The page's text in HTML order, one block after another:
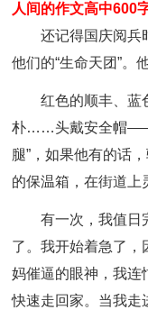
人间的作文高中600
还记得国庆阅兵
他们的“生命天团”。
红色的顺丰、蓝
朴……头戴安全帽——
腿”，如果他有的话
的保温箱，在街道上
有一次，我值日
了。我开始着急了，
妈催逼的眼神，我连
快速走回家。当我走